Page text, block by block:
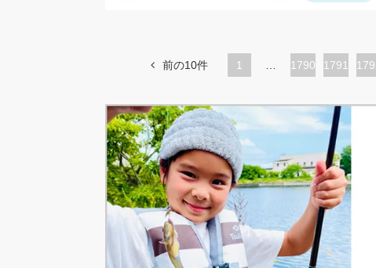
前の10件 1
ペ
1790
ペ
ジ
1791
ペ